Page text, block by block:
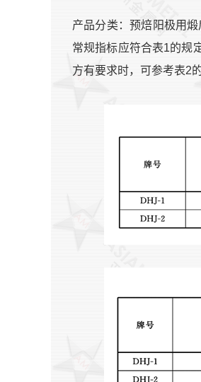
产品分类：预焙阳极用
常规指标应符合表1的规
方有要求时，可参考表2